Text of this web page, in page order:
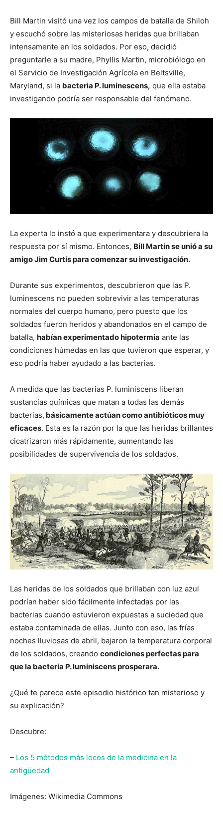
Bill Martin visitó una vez los campos de batalla de Shiloh
y escuchó sobre las misteriosas heridas que brillaban
intensamente en los soldados. Por eso, decidió
preguntarle a su madre, Phyllis Martin, microbiólogo en
el Servicio de Investigación Agrícola en Beltsville,
Maryland, si la bacteria P. luminescens, que ella estaba
investigando podría ser responsable del fenómeno.
La experta lo instó a que experimentara y descubriera la
respuesta por sí mismo. Entonces, Bill Martin se unió a su
amigo Jim Curtis para comenzar su investigación.
Durante sus experimentos, descubrieron que las P.
luminescens no pueden sobrevivir a las temperaturas
normales del cuerpo humano, pero puesto que los
soldados fueron heridos y abandonados en el campo de
batalla, habían experimentado hipotermia ante las
condiciones húmedas en las que tuvieron que esperar, y
eso podría haber ayudado a las bacterias.
A medida que las bacterias P. luminiscens liberan
sustancias químicas que matan a todas las demás
bacterias, básicamente actúan como antibióticos muy
eficaces. Esta es la razón por la que las heridas brillantes
cicatrizaron más rápidamente, aumentando las
posibilidades de supervivencia de los soldados.
Las heridas de los soldados que brillaban con luz azul
podrían haber sido fácilmente infectadas por las
bacterias cuando estuvieron expuestas a suciedad que
estaba contaminada de ellas. Junto con eso, las frías
noches lluviosas de abril, bajaron la temperatura corporal
de los soldados, creando condiciones perfectas para
que la bacteria P. luminiscens prosperara.
¿Qué te parece este episodio histórico tan misterioso y
su explicación?
Descubre:
– Los 5 métodos más locos de la medicina en la
antigüedad
Imágenes: Wikimedia Commons